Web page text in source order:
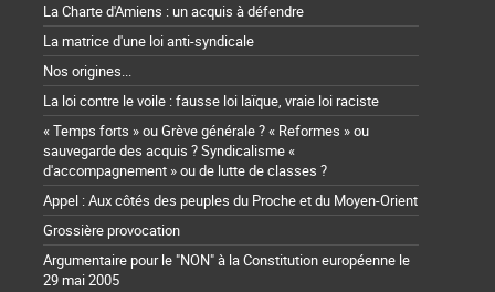
La Charte d'Amiens : un acquis à défendre
La matrice d'une loi anti-syndicale
Nos origines...
La loi contre le voile : fausse loi laïque, vraie loi raciste
« Temps forts » ou Grève générale ? « Reformes » ou
sauvegarde des acquis ? Syndicalisme «
d'accompagnement » ou de lutte de classes ?
Appel : Aux côtés des peuples du Proche et du Moyen-Orient
Grossière provocation
Argumentaire pour le "NON" à la Constitution européenne le
29 mai 2005